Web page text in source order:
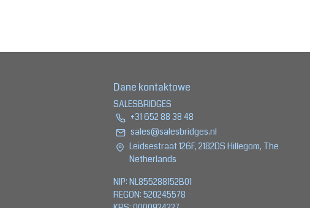
Dane kontaktowe
SALESBRIDGES
+31 652 88 38 48
sales@salesbridges.nl
Leidsestraat 126F, 2182DS Hillegom, The
Netherlands
NIP: NL855288152B01
REGON: 520245578